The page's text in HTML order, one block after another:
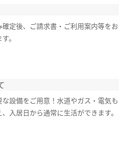
確定後、ご請求書・ご利用案内等をお
。
な設備をご用意！水道やガス・電気も
入居日から通常に生活ができます。